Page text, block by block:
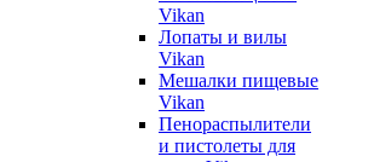
Vikan
Лопаты и вилы
Vikan
Мешалки пищевые
Vikan
Пенораспылители
и пистолеты для